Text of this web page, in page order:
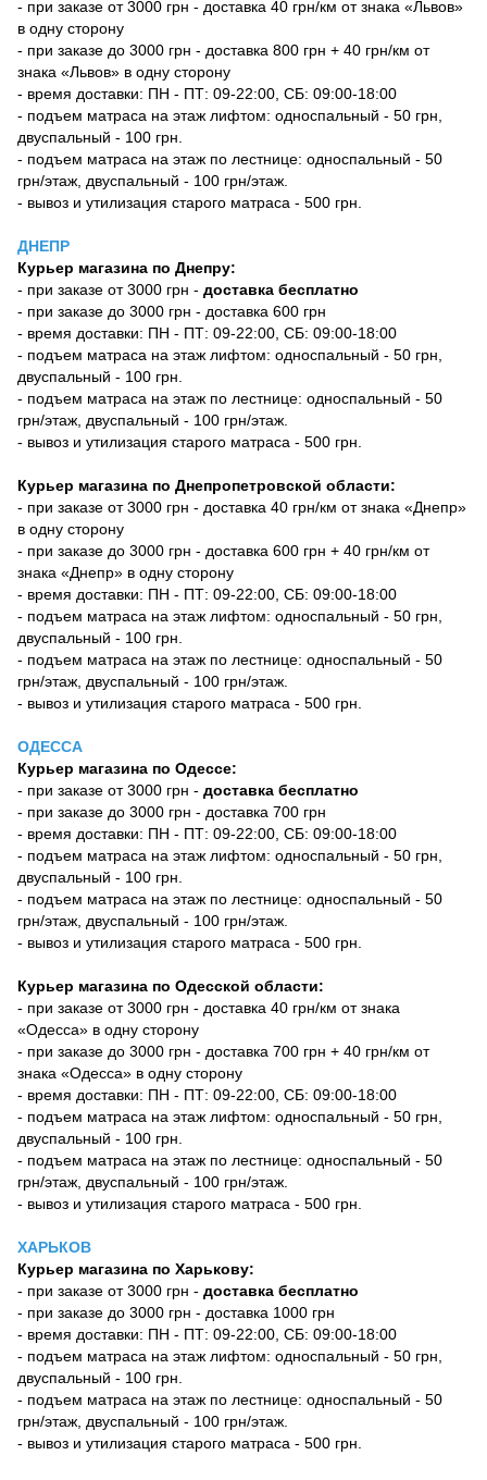
- при заказе от 3000 грн - доставка 40 грн/км от знака «Львов»
в одну сторону
- при заказе до 3000 грн - доставка 800 грн + 40 грн/км от
знака «Львов» в одну сторону
- время доставки: ПН - ПТ: 09-22:00, СБ: 09:00-18:00
- подъем матраса на этаж лифтом: односпальный - 50 грн,
двуспальный - 100 грн.
- подъем матраса на этаж по лестнице: односпальный - 50
грн/этаж, двуспальный - 100 грн/этаж.
- вывоз и утилизация старого матраса - 500 грн.
ДНЕПР
Курьер магазина по Днепру:
- при заказе от 3000 грн - доставка бесплатно
- при заказе до 3000 грн - доставка 600 грн
- время доставки: ПН - ПТ: 09-22:00, СБ: 09:00-18:00
- подъем матраса на этаж лифтом: односпальный - 50 грн,
двуспальный - 100 грн.
- подъем матраса на этаж по лестнице: односпальный - 50
грн/этаж, двуспальный - 100 грн/этаж.
- вывоз и утилизация старого матраса - 500 грн.
Курьер магазина по Днепропетровской области:
- при заказе от 3000 грн - доставка 40 грн/км от знака «Днепр»
в одну сторону
- при заказе до 3000 грн - доставка 600 грн + 40 грн/км от
знака «Днепр» в одну сторону
- время доставки: ПН - ПТ: 09-22:00, СБ: 09:00-18:00
- подъем матраса на этаж лифтом: односпальный - 50 грн,
двуспальный - 100 грн.
- подъем матраса на этаж по лестнице: односпальный - 50
грн/этаж, двуспальный - 100 грн/этаж.
- вывоз и утилизация старого матраса - 500 грн.
ОДЕССА
Курьер магазина по Одессе:
- при заказе от 3000 грн - доставка бесплатно
- при заказе до 3000 грн - доставка 700 грн
- время доставки: ПН - ПТ: 09-22:00, СБ: 09:00-18:00
- подъем матраса на этаж лифтом: односпальный - 50 грн,
двуспальный - 100 грн.
- подъем матраса на этаж по лестнице: односпальный - 50
грн/этаж, двуспальный - 100 грн/этаж.
- вывоз и утилизация старого матраса - 500 грн.
Курьер магазина по Одесской области:
- при заказе от 3000 грн - доставка 40 грн/км от знака
«Одесса» в одну сторону
- при заказе до 3000 грн - доставка 700 грн + 40 грн/км от
знака «Одесса» в одну сторону
- время доставки: ПН - ПТ: 09-22:00, СБ: 09:00-18:00
- подъем матраса на этаж лифтом: односпальный - 50 грн,
двуспальный - 100 грн.
- подъем матраса на этаж по лестнице: односпальный - 50
грн/этаж, двуспальный - 100 грн/этаж.
- вывоз и утилизация старого матраса - 500 грн.
ХАРЬКОВ
Курьер магазина по Харькову:
- при заказе от 3000 грн - доставка бесплатно
- при заказе до 3000 грн - доставка 1000 грн
- время доставки: ПН - ПТ: 09-22:00, СБ: 09:00-18:00
- подъем матраса на этаж лифтом: односпальный - 50 грн,
двуспальный - 100 грн.
- подъем матраса на этаж по лестнице: односпальный - 50
грн/этаж, двуспальный - 100 грн/этаж.
- вывоз и утилизация старого матраса - 500 грн.